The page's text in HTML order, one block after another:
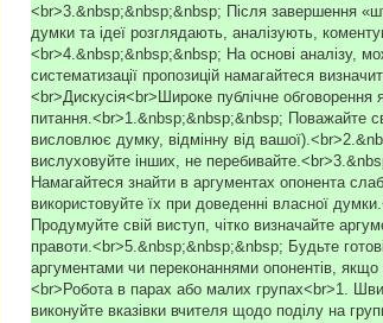
<br>3.&nbsp;&nbsp;&nbsp; Після завершення
думки та ідеї розглядають, аналізують,
<br>4.&nbsp;&nbsp;&nbsp; На основі аналізу,
систематизації пропозицій намагайтеся
<br>Дискусія<br>Широке публічне обговорення
питання.<br>1.&nbsp;&nbsp;&nbsp; Поважайте
висловлює думку, відмінну від
вислуховуйте інших, не
Намагайтеся знайти в аргументах опонента
використовуйте їх при доведенні власної
Продумуйте свій виступ, чітко визначайте
правоти.<br>5.&nbsp;&nbsp;&nbsp; Будьте
аргументами чи переконаннями опонентів, якщо
<br>Робота в парах або малих групах<br>1.
виконуйте вказівки вчителя щодо поділу на